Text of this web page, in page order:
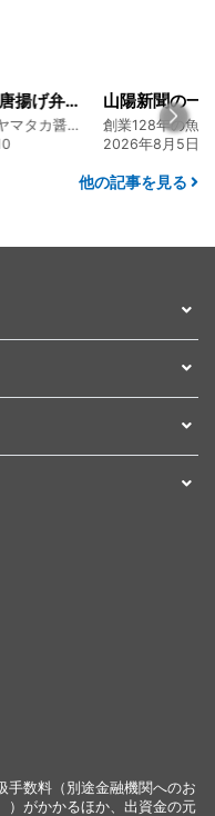
大人気メニュー「唐揚げ弁当」のレシピをご紹介します！
130年の伝統と革新 ヤマタカ醤油ファンド
2026年8月5日
他の記事を見る
手数料（別途金融機関へのお
）がかかるほか、出資金の元